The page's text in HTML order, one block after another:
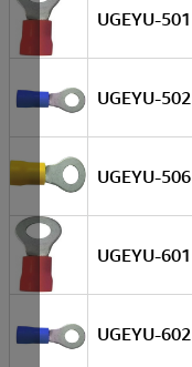
UGEYU-501
UGEYU-502
UGEYU-506
UGEYU-601
UGEYU-602